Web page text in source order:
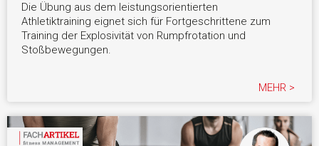
Die Übung aus dem leistungsorientierten
Athletiktraining eignet sich für Fortgeschrittene zum
Training der Explosivität von Rumpfrotation und
Stoßbewegungen.
MEHR >